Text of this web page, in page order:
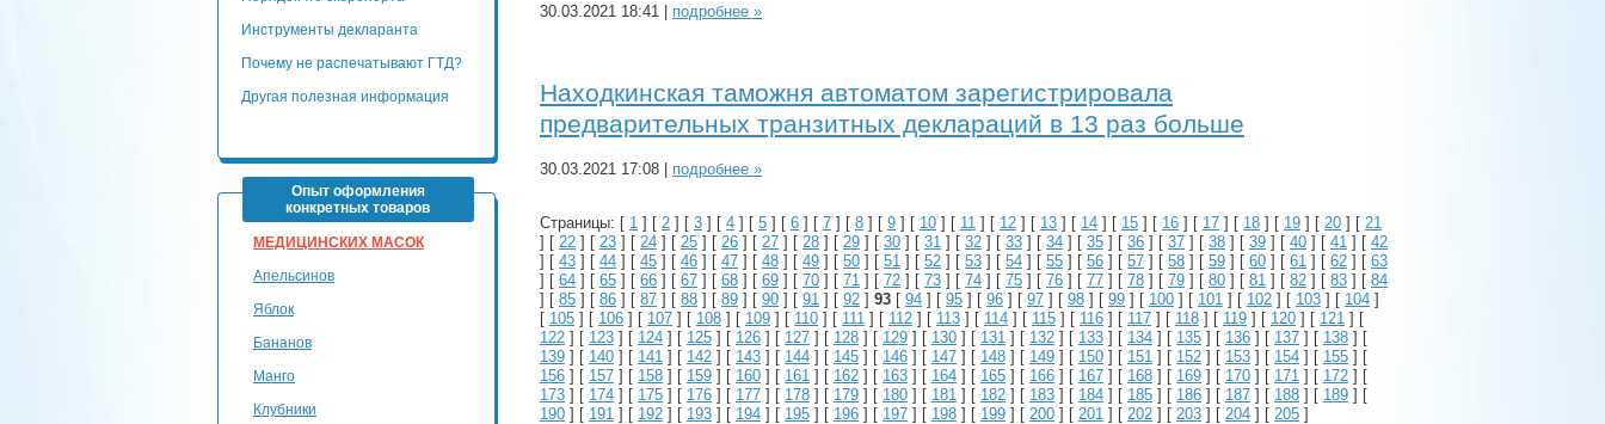
Инструменты декларанта
Почему не распечатывают ГТД?
Другая полезная информация
Опыт оформления
конкретных товаров
МЕДИЦИНСКИХ МАСОК
Апельсинов
Яблок
Бананов
Манго
Клубники
30.03.2021 18:41 | подробнее »
Находкинская таможня автоматом зарегистрировала
предварительных транзитных деклараций в 13 раз больше
30.03.2021 17:08 | подробнее »
Страницы: [ 1 ] [ 2 ] [ 3 ] [ 4 ] [ 5 ] [ 6 ] [ 7 ] [ 8 ] [ 9 ] [ 10 ] [ 11 ] [ 12 ] [ 13 ] [ 14 ] [ 15 ] [ 16 ] [ 17 ] [ 18 ] [ 19 ] [ 20 ] [ 21
] [ 22 ] [ 23 ] [ 24 ] [ 25 ] [ 26 ] [ 27 ] [ 28 ] [ 29 ] [ 30 ] [ 31 ] [ 32 ] [ 33 ] [ 34 ] [ 35 ] [ 36 ] [ 37 ] [ 38 ] [ 39 ] [ 40 ] [ 41 ] [ 42
] [ 43 ] [ 44 ] [ 45 ] [ 46 ] [ 47 ] [ 48 ] [ 49 ] [ 50 ] [ 51 ] [ 52 ] [ 53 ] [ 54 ] [ 55 ] [ 56 ] [ 57 ] [ 58 ] [ 59 ] [ 60 ] [ 61 ] [ 62 ] [ 63
] [ 64 ] [ 65 ] [ 66 ] [ 67 ] [ 68 ] [ 69 ] [ 70 ] [ 71 ] [ 72 ] [ 73 ] [ 74 ] [ 75 ] [ 76 ] [ 77 ] [ 78 ] [ 79 ] [ 80 ] [ 81 ] [ 82 ] [ 83 ] [ 84
] [ 85 ] [ 86 ] [ 87 ] [ 88 ] [ 89 ] [ 90 ] [ 91 ] [ 92 ] 93 [ 94 ] [ 95 ] [ 96 ] [ 97 ] [ 98 ] [ 99 ] [ 100 ] [ 101 ] [ 102 ] [ 103 ] [ 104 ]
[ 105 ] [ 106 ] [ 107 ] [ 108 ] [ 109 ] [ 110 ] [ 111 ] [ 112 ] [ 113 ] [ 114 ] [ 115 ] [ 116 ] [ 117 ] [ 118 ] [ 119 ] [ 120 ] [ 121 ] [
122 ] [ 123 ] [ 124 ] [ 125 ] [ 126 ] [ 127 ] [ 128 ] [ 129 ] [ 130 ] [ 131 ] [ 132 ] [ 133 ] [ 134 ] [ 135 ] [ 136 ] [ 137 ] [ 138 ] [
139 ] [ 140 ] [ 141 ] [ 142 ] [ 143 ] [ 144 ] [ 145 ] [ 146 ] [ 147 ] [ 148 ] [ 149 ] [ 150 ] [ 151 ] [ 152 ] [ 153 ] [ 154 ] [ 155 ] [
156 ] [ 157 ] [ 158 ] [ 159 ] [ 160 ] [ 161 ] [ 162 ] [ 163 ] [ 164 ] [ 165 ] [ 166 ] [ 167 ] [ 168 ] [ 169 ] [ 170 ] [ 171 ] [ 172 ] [
173 ] [ 174 ] [ 175 ] [ 176 ] [ 177 ] [ 178 ] [ 179 ] [ 180 ] [ 181 ] [ 182 ] [ 183 ] [ 184 ] [ 185 ] [ 186 ] [ 187 ] [ 188 ] [ 189 ] [
190 ] [ 191 ] [ 192 ] [ 193 ] [ 194 ] [ 195 ] [ 196 ] [ 197 ] [ 198 ] [ 199 ] [ 200 ] [ 201 ] [ 202 ] [ 203 ] [ 204 ] [ 205 ]